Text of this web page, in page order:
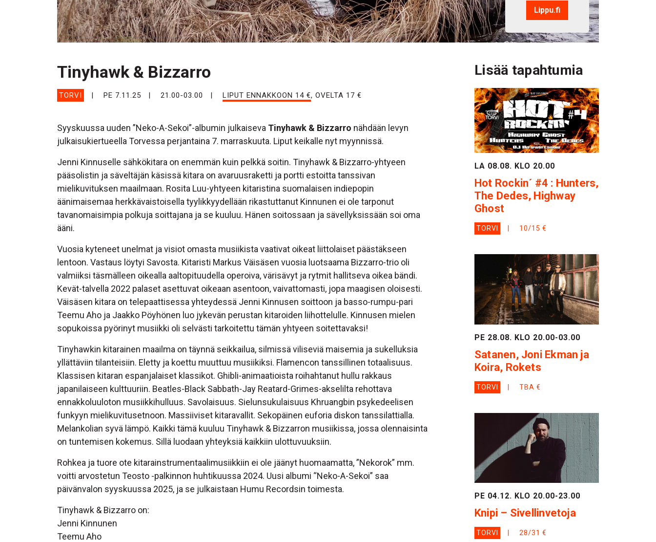
Lippu.fi
Tinyhawk & Bizzarro
TORVI PE 7.11.25 21.00-03.00 LIPUT ENNAKKOON 14 €, OVELTA 17 €
Syyskuussa uuden ”Neko-A-Sekoi”-albumin julkaiseva Tinyhawk & Bizzarro nähdään levyn
julkaisukiertueella Torvessa perjantaina 7. marraskuuta. Liput keikalle nyt myynnissä.
Jenni Kinnuselle sähkökitara on enemmän kuin pelkkä soitin. Tinyhawk & Bizzarro-yhtyeen
pääsolistin ja säveltäjän käsissä kitara on avaruusraketti ja portti estoitta tanssivan
mielikuvituksen maailmaan. Rosita Luu-yhtyeen kitaristina suomalaisen indiepopin
äänimaisemaa herkkävaistoisella tyylikkyydellään rikastuttanut Kinnunen ei ole tarponut
tavanomaisimpia polkuja soittajana ja se kuuluu. Hänen soitossaan ja sävellyksissään soi oma
ääni.
Vuosia kyteneet unelmat ja visiot omasta musiikista vaativat oikeat liittolaiset päästäkseen
lentoon. Vastaus löytyi Savosta. Kitaristi Markus Väisäsen vuosia luotsaama Bizzarro-trio oli
valmiiksi täsmälleen oikealla aaltopituudella operoiva, värisävyt ja rytmit hallitseva oikea bändi.
Kevät-talvella 2022 palaset asettuvat oikeaan asentoon, vaivattomasti, jopa maagisen oloisesti.
Väisäsen kitara on telepaattisessa yhteydessä Jenni Kinnusen soittoon ja basso-rumpu-pari
Teemu Aho ja Jaakko Pöyhönen luo jykevän perustan kitaroiden liihottelulle. Kinnusen mielen
sopukoissa pyörinyt musiikki oli selvästi tarkoitettu tämän yhtyeen soitettavaksi!
Tinyhawkin kitarainen maailma on täynnä seikkailua, silmissä viliseviä maisemia ja sukelluksia
yllättäviin tilanteisiin. Eletty ja koettu muuttuu musiikiksi. Flamencon tanssillinen totaalisuus.
Klassisen kitaran espanjalaiset klassikot. Ghibli-animaatioista roihahtanut hullu rakkaus
japanilaiseen kulttuuriin. Beatles-Black Sabbath-Jay Reatard-Grimes-akselilta rehottava
ennakkoluuloton musiikkihulluus. Savolaisuus. Sielunsukulaisuus Khruangbin psykedeelisen
funkyyn mielikuvitusetnoon. Massiiviset kitaravallit. Sekopäinen euforia diskon tanssilattialla.
Melankolian syvä lämpö. Kaikki tämä kuuluu Tinyhawk & Bizzarron musiikissa, jossa olennaisinta
on tuntemisen kokemus. Sillä luodaan yhteyksiä kaikkiin ulottuvuuksiin.
Rohkea ja tuore ote kitarainstrumentaalimusiikkiin ei ole jäänyt huomaamatta, ”Nekorok” mm.
voitti arvostetun Teosto -palkinnon huhtikuussa 2024. Uusi albumi “Neko-A-Sekoi” saa
päivänvalon syyskuussa 2025, ja se julkaistaan Humu Recordsin toimesta.
Tinyhawk & Bizzarro on:
Jenni Kinnunen
Teemu Aho
Lisää tapahtumia
LA 08.08. KLO 20.00
Hot Rockin´ #4 : Hunters,
The Dedes, Highway
Ghost
TORVI 10/15 €
PE 28.08. KLO 20.00-03.00
Satanen, Joni Ekman ja
Koira, Rokets
TORVI TBA €
PE 04.12. KLO 20.00-23.00
Knipi – Sivellinvetoja
TORVI 28/31 €